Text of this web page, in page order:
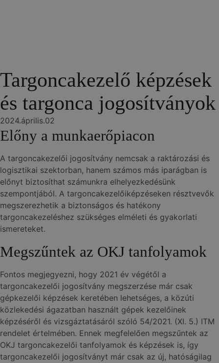
Targoncakezelő képzések
és targonca jogosítványok
2024.április.02
Előny a munkaerőpiacon
A targoncakezelői jogosítvány nemcsak a raktározási és
logisztikai szektorban, hanem számos más iparágban is
előnyt biztosíthat számunkra elhelyezkedésünk
szempontjából. A targoncakezelőiképzéseken résztvevők
megszerezhetik a biztonságos és hatékony
targoncakezeléshez szükséges elméleti és gyakorlati
ismereteket.
Megszűntek az OKJ tanfolyamok
Fontos megjegyezni, hogy 2021 év végétől a
targoncakezelői jogosítvány megszerzése már csak
gépkezelői képzések keretében lehetséges, a közúti
közlekedési ágazatban használt gépek kezelőinek
képzéséről és vizsgáztatásáról szóló 54/2021. (XI. 5.) ITM
rendelet értelmében. Ennek megfelelően megszűntek az
OKJ targoncakezelői tanfolyamok és képzések is, így
targoncakezelői jogosítványt már csak az új, hatóságilag